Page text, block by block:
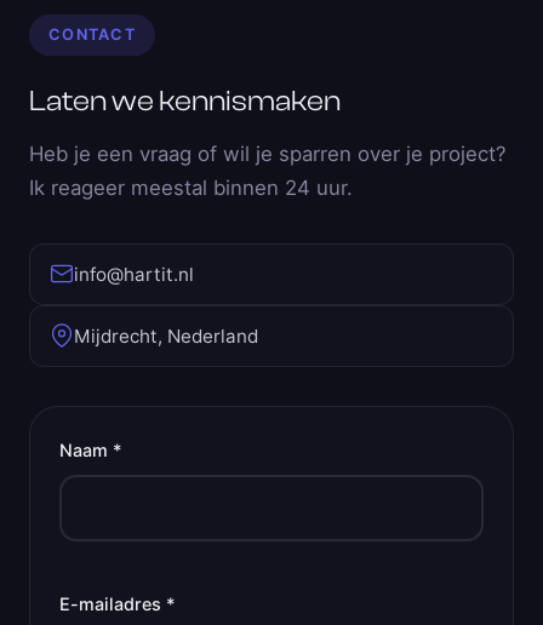
CONTACT
Laten we kennismaken
Heb je een vraag of wil je sparren over je project?
Ik reageer meestal binnen 24 uur.
info@hartit.nl
Mijdrecht, Nederland
Naam *
E-mailadres *